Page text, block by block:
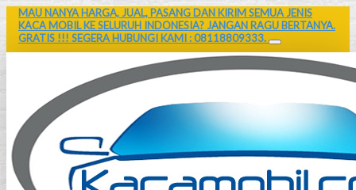
MAU NANYA HARGA, JUAL, PASANG DAN KIRIM SEMUA JENIS
KACA MOBIL KE SELURUH INDONESIA? JANGAN RAGU BERTANYA.
GRATIS !!! SEGERA HUBUNGI KAMI : 08118809333.